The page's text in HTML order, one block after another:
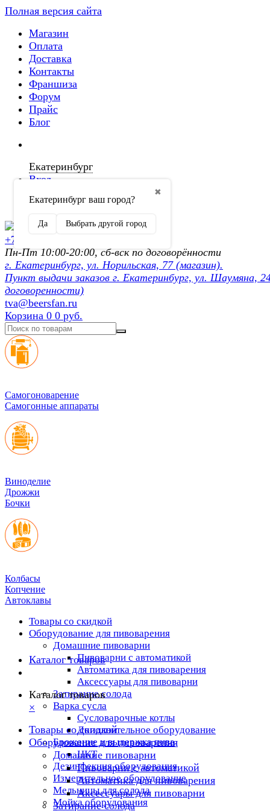
Полная версия сайта
Магазин
Оплата
Доставка
Контакты
Франшиза
Форум
Прайс
Блог
Екатеринбург
✖
Екатеринбург ваш город?
Да Выбрать другой город
Вход
Регистрация
+7 (902) 872-54-70
Пн-Пт 10:00-20:00, сб-вск по договорённости
г. Екатеринбург, ул. Норильская, 77 (магазин).
Пункт выдачи заказов г. Екатеринбург, ул. Шаумяна,
договоренности)
tva@beersfan.ru
Корзина 0 0 руб.
Cамогоноварение
Самогонные аппараты
Виноделие
Дрожжи
Бочки
Колбасы
Копчение
Автоклавы
Товары со скидкой
Оборудование для пивоварения
Домашние пивоварни
Пивоварни с автоматикой
Автоматика для пивоварения
Аксессуары для пивоварни
Затирание солода
Варка сусла
Cусловарочные котлы
Дополнительное оборудование
Брожение и выдержка пива
ЦКТ
Дезинфекция оборудования
Измерительное оборудование
Мельницы для солода
Мойка оборудования
Каталог товаров
Каталог товаров
×
Товары со скидкой
Оборудование для пивоварения
Домашние пивоварни
Пивоварни с автоматикой
Автоматика для пивоварения
Аксессуары для пивоварни
Затирание солода